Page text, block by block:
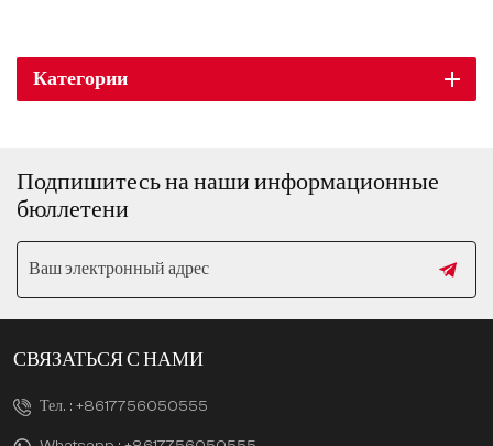
Категории
Подпишитесь на наши информационные
бюллетени
СВЯЗАТЬСЯ С НАМИ
Тел. : +8617756050555